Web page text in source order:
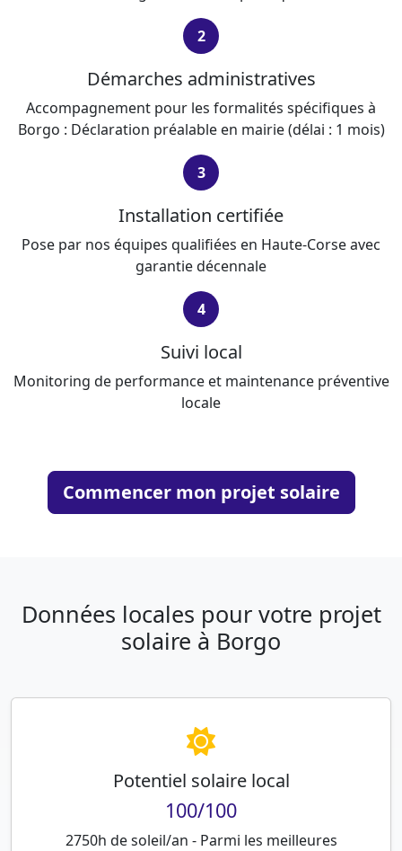
2
Démarches administratives
Accompagnement pour les formalités spécifiques à
Borgo : Déclaration préalable en mairie (délai : 1 mois)
3
Installation certifiée
Pose par nos équipes qualifiées en Haute-Corse avec
garantie décennale
4
Suivi local
Monitoring de performance et maintenance préventive
locale
Commencer mon projet solaire
Données locales pour votre projet
solaire à Borgo
Potentiel solaire local
100/100
2750h de soleil/an - Parmi les meilleures